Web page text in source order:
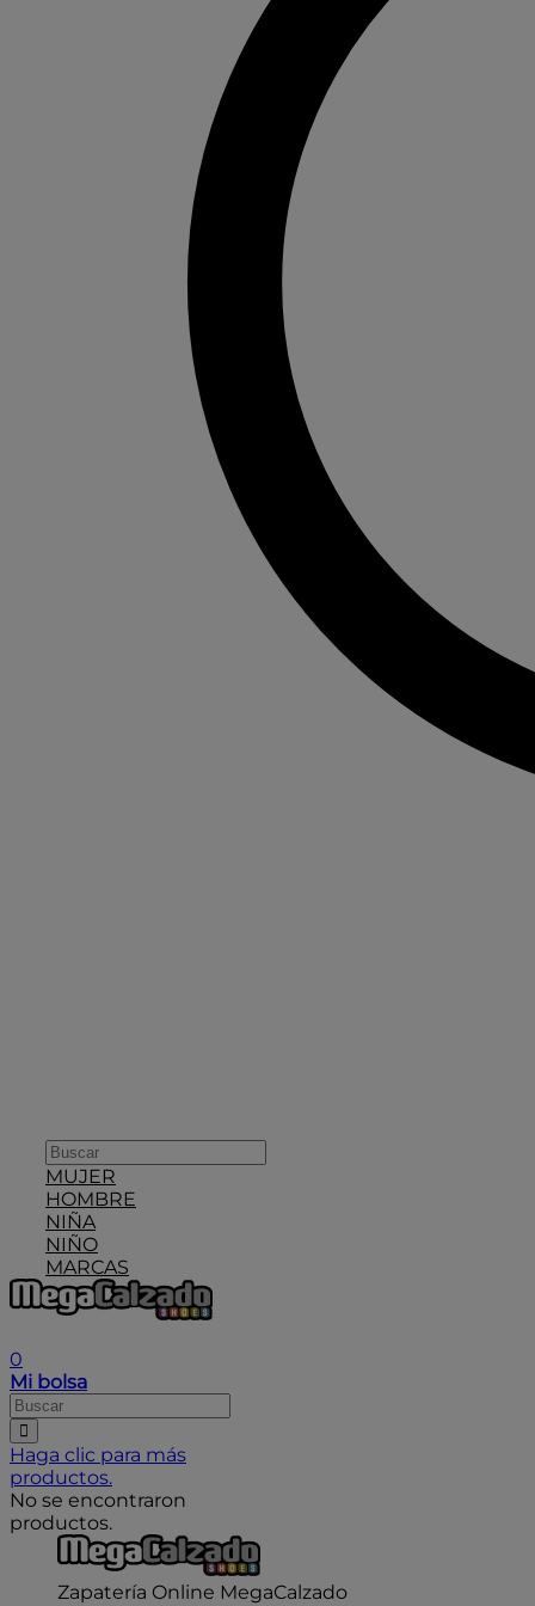
MUJER
HOMBRE
NIÑA
NIÑO
MARCAS
0
Mi bolsa
Haga clic para más
productos.
No se encontraron
productos.
Zapatería Online MegaCalzado